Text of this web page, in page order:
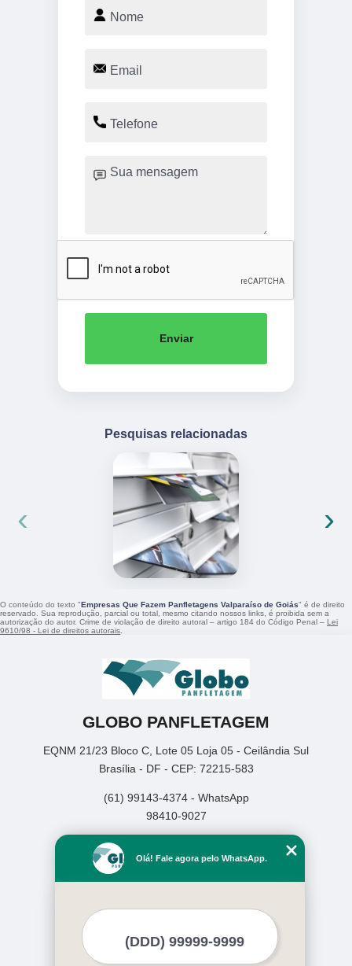
Enviar
Pesquisas relacionadas
‹ ›
O conteúdo do texto "Empresas Que Fazem Panfletagens Valparaíso de Goiás" é de direito
reservado. Sua reprodução, parcial ou total, mesmo citando nossos links, é proibida sem a
autorização do autor. Crime de violação de direito autoral – artigo 184 do Código Penal – Lei
9610/98 - Lei de direitos autorais.
GLOBO PANFLETAGEM
EQNM 21/23 Bloco C, Lote 05 Loja 05 - Ceilândia Sul
Brasília - DF - CEP: 72215-583
(61) 99143-4374 - WhatsApp
98410-9027
Empresa
Missão
Mapa do site
Olá! Fale agora pelo WhatsApp.